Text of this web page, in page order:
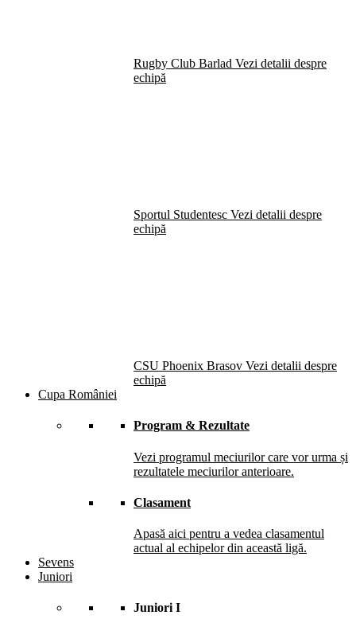
Rugby Club Barlad Vezi detalii despre
echipă
Sportul Studentesc Vezi detalii despre
echipă
CSU Phoenix Brasov Vezi detalii despre
echipă
Cupa României
Program & Rezultate
Vezi programul meciurilor care vor urma și
rezultatele meciurilor anterioare.
Clasament
Apasă aici pentru a vedea clasamentul
actual al echipelor din această ligă.
Sevens
Juniori
Juniori I